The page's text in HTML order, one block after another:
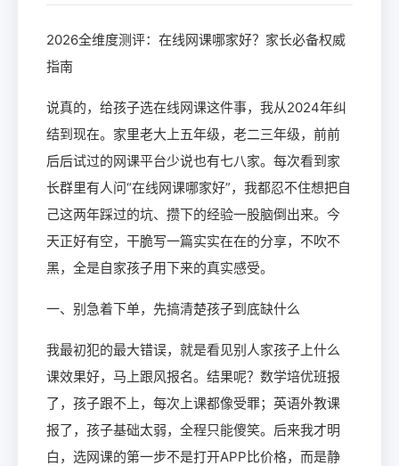
2026全维度测评：在线网课哪家好？家长必备权威
指南
说真的，给孩子选在线网课这件事，我从2024年纠
结到现在。家里老大上五年级，老二三年级，前前
后后试过的网课平台少说也有七八家。每次看到家
长群里有人问“在线网课哪家好”，我都忍不住想把自
己这两年踩过的坑、攒下的经验一股脑倒出来。今
天正好有空，干脆写一篇实实在在的分享，不吹不
黑，全是自家孩子用下来的真实感受。
一、别急着下单，先搞清楚孩子到底缺什么
我最初犯的最大错误，就是看见别人家孩子上什么
课效果好，马上跟风报名。结果呢？数学培优班报
了，孩子跟不上，每次上课都像受罪；英语外教课
报了，孩子基础太弱，全程只能傻笑。后来我才明
白，选网课的第一步不是打开APP比价格，而是静